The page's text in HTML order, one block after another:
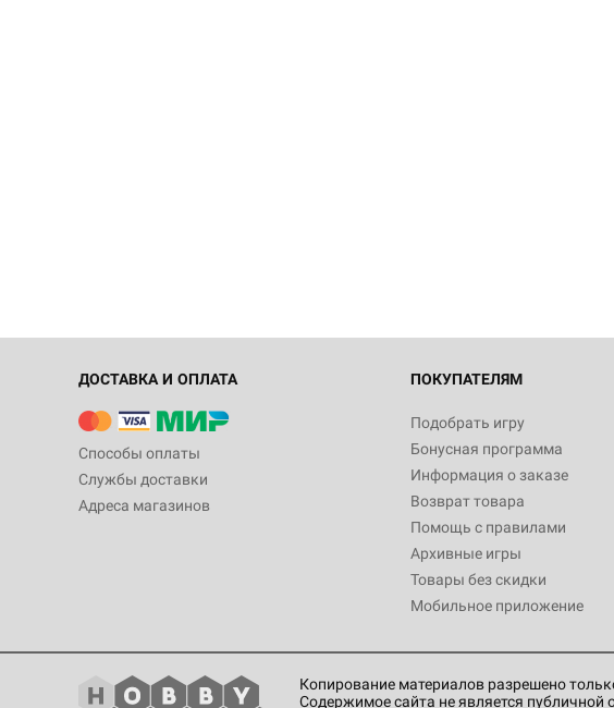
ДОСТАВКА И ОПЛАТА
Способы оплаты
Службы доставки
Адреса магазинов
ПОКУПАТЕЛЯМ
Подобрать игру
Бонусная программа
Информация о заказе
Возврат товара
Помощь с правилами
Архивные игры
Товары без скидки
Мобильное приложение
Копирование материалов разрешено
Содержимое сайта не является публичной